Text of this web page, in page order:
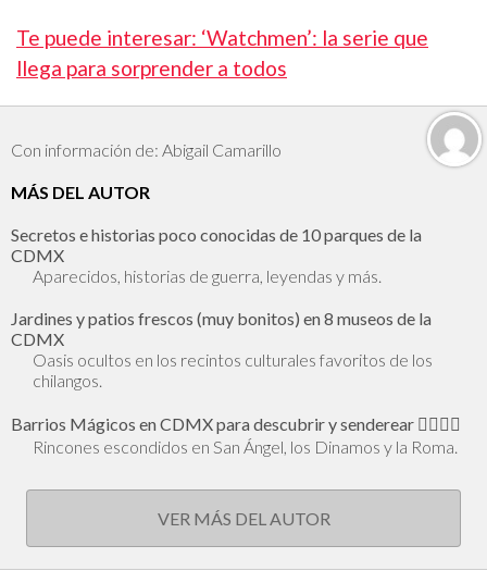
Te puede interesar: ‘Watchmen’: la serie que
llega para sorprender a todos
Con información de: Abigail Camarillo
MÁS DEL AUTOR
Secretos e historias poco conocidas de 10 parques de la
CDMX
Aparecidos, historias de guerra, leyendas y más.
Jardines y patios frescos (muy bonitos) en 8 museos de la
CDMX
Oasis ocultos en los recintos culturales favoritos de los
chilangos.
Barrios Mágicos en CDMX para descubrir y senderear 🕵🏻‍♂️✨
Rincones escondidos en San Ángel, los Dinamos y la Roma.
VER MÁS DEL AUTOR